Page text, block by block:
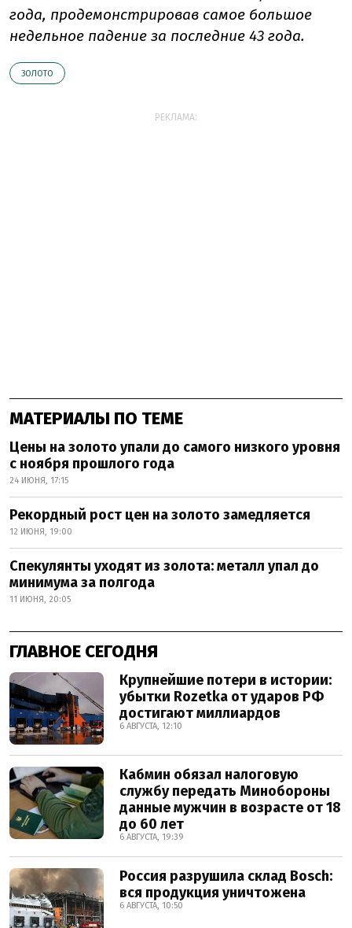
года, продемонстрировав самое большое
недельное падение за последние 43 года.
ЗОЛОТО
РЕКЛАМА:
МАТЕРИАЛЫ ПО ТЕМЕ
Цены на золото упали до самого низкого уровня
с ноября прошлого года
24 ИЮНЯ, 17:15
Рекордный рост цен на золото замедляется
12 ИЮНЯ, 19:00
Спекулянты уходят из золота: металл упал до
минимума за полгода
11 ИЮНЯ, 20:05
ГЛАВНОЕ СЕГОДНЯ
Крупнейшие потери в истории:
убытки Rozetka от ударов РФ
достигают миллиардов
6 АВГУСТА, 12:10
Кабмин обязал налоговую
службу передать Минобороны
данные мужчин в возрасте от 18
до 60 лет
6 АВГУСТА, 19:39
Россия разрушила склад Bosch:
вся продукция уничтожена
6 АВГУСТА, 10:50